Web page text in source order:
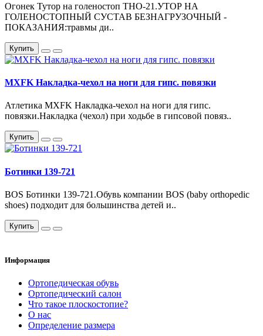
Огонек Тутор на голеностоп ТНО-21.УТОР НА
ГОЛЕНОСТОПНЫЙ СУСТАВ БЕЗНАГРУЗОЧНЫЙ -
ПОКАЗАНИЯ:травмы ди..
Купить
MXFK Накладка-чехол на ноги для гипс. повязки
Атлетика MXFK Накладка-чехол на ноги для гипс.
повязки.Накладка (чехол) при ходьбе в гипсовой повяз..
Купить
Ботинки 139-721
BOS Ботинки 139-721.Обувь компании BOS (baby orthopedic
shoes) подходит для большинства детей и..
Купить
Информация
Ортопедическая обувь
Ортопедический салон
Что такое плоскостопие?
О нас
Определение размера